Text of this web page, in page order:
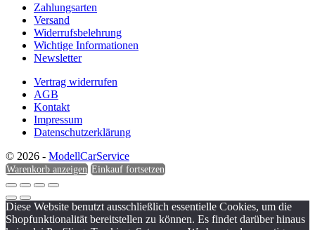
Zahlungsarten
Versand
Widerrufsbelehrung
Wichtige Informationen
Newsletter
Vertrag widerrufen
AGB
Kontakt
Impressum
Datenschutzerklärung
© 2026 - ModellCarService
Warenkorb anzeigen Einkauf fortsetzen
Diese Website benutzt ausschließlich essentielle Cookies, um die
Shopfunktionalität bereitstellen zu können. Es findet darüber hinaus